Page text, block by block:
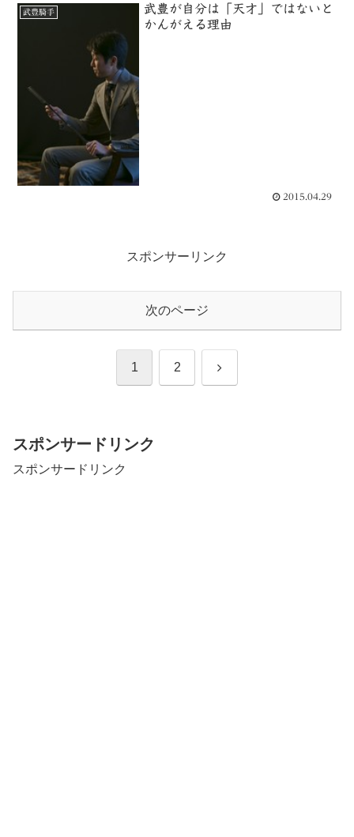
武豊騎手
武豊が自分は「天才」ではないと
かんがえる理由
2015.04.29
スポンサーリンク
次のページ
1 2 次
スポンサードリンク
スポンサードリンク